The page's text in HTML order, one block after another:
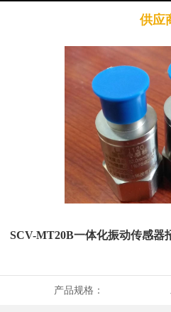
供应
SCV-MT20B一体化振动传感器
产品规格：